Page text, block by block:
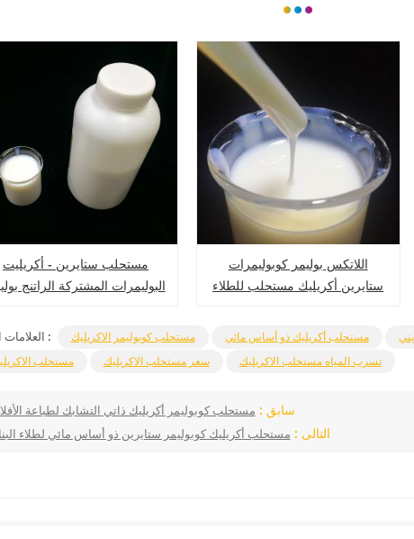
مستحلب ستايرين - أكريليت
البوليمرات المشتركة الراتنج
اللاتكس بوليمر كوبوليمرات
ستايرين أكريليك مستحلب للطلاء
العلامات الساخنة : مستحلب كوبوليمر الاكريليك مستحلب أكريليك ذو أساس مائي
مستحلب
سعر مستحلب الاكريليك تسرب المياه مستحلب الاكريليك
سابق : مستحلب كوبوليمر أكريليك ذاتي التشابك لطباعة
التالى : مستحلب أكريليك كوبوليمر ستايرين ذو أساس مائي لطلاء